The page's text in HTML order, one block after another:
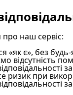
наш сервіс:
«як є», без
відсутність
ризик при